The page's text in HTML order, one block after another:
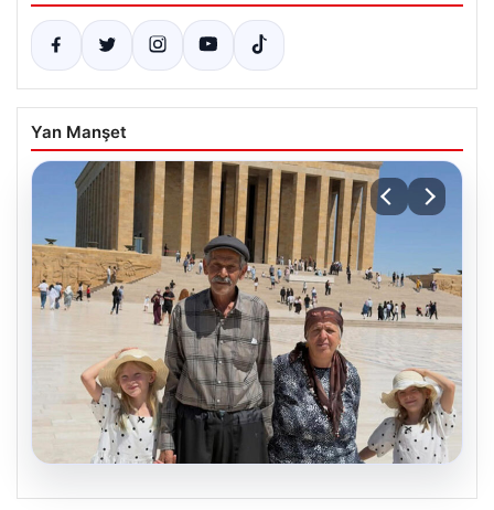
Yan Manşet